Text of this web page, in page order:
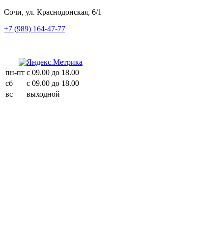
Сочи, ул. Краснодонская, 6/1
+7 (989) 164-47-77
пн-пт с 09.00 до 18.00
сб
с 09.00 до 18.00
вс
выходной